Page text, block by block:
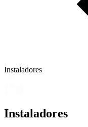
Instaladores
Instaladores